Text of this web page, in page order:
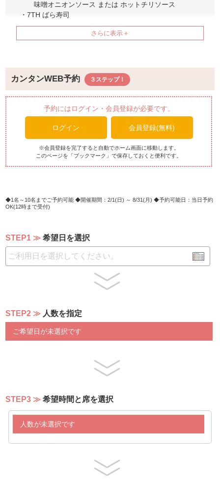
味噌オニオンソース または ホットチリソース
・7TH ばら寿司
・7TH 冷やし中華 (ゴマダレ・醬油ダレ)
・ホルモン鉄板焼きガーリックパウダーの柚子醤油
・イカとエビのカレー風味セビーチェ
・蛸とジャガイモのコンキリエ
・魚介のエスカベッシュ
・冷製スパイシーチキン香味野菜とゴーヤーのサラダ
・コールドポークと島豆腐の厚揚げゴマドレッシング
・タコスバー
・サラダバー
《温製料理》
・チキンジャンバラヤ
・ポークスパイシーロースト
・ピッツァ マルゲリータ
・ガーリックシュリンプ
・シェフおすすめカレー
・シェフおすすめスープ
・コーヒー
・紅茶
・ジュース各種
※以降のメニューは決まり次第、掲載いたします。
カンタンWEB予約
予約にはログイン・会員登録が必要です。
ログイン 会員登録(無料)
※会員登録を完了すると自動でホーム画面に移動します。
このページを「ブックマーク」で保存しておくと便利です。
1名～10名までご予約可能 開催期間：2/1(日) ～ 8/31(月)
予約可能日：当日予約
OK(12時まで受付)
STEP1 希望日を選択
STEP2 人数を指定
ご希望日が未選択です
STEP3 希望時間と席を選択
人数が未選択です